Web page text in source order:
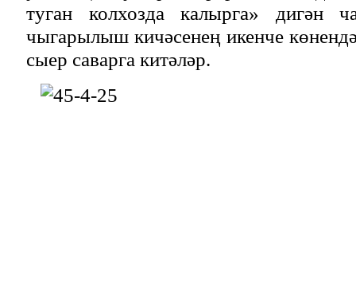
туган колхозда калырга» дигән
чыгарылыш кичәсенең икенче
сыер саварга китәләр.